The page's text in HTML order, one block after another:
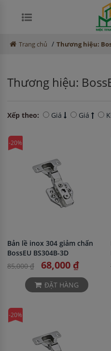
Trang chủ / Thương hiệu:
Thương hiệu:
Xếp theo: Giá Giá
-20%
Bản lề inox 304 giảm chấn
BossEU BS304B-3D
85,000 ₫
68,000 ₫
ĐẶT HÀNG
-20%